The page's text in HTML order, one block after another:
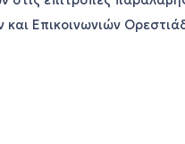
Επικοινωνιών